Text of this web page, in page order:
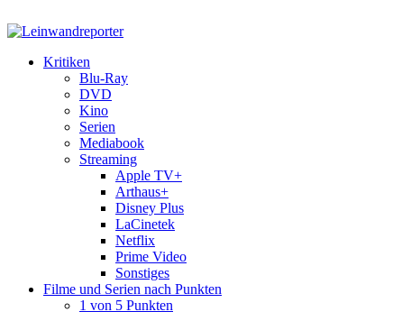
Kritiken
Blu-Ray
DVD
Kino
Serien
Mediabook
Streaming
Apple TV+
Arthaus+
Disney Plus
LaCinetek
Netflix
Prime Video
Sonstiges
Filme und Serien nach Punkten
1 von 5 Punkten